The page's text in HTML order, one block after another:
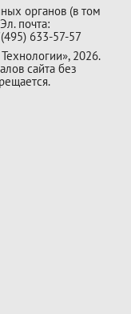
органов (в том
почта:
633-57-57
2026.
сайта без